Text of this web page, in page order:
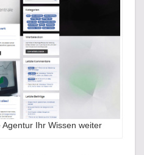
Ihr Wissen weiter